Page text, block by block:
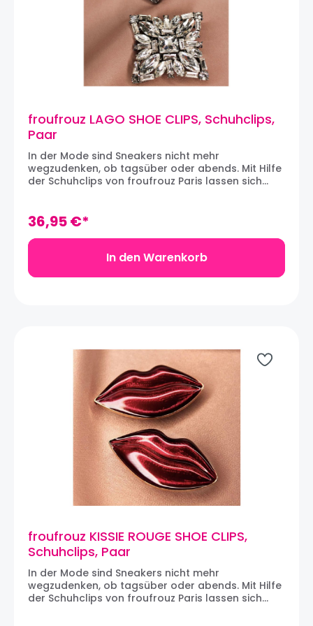
froufrouz LAGO SHOE CLIPS, Schuhclips,
Paar
In der Mode sind Sneakers nicht mehr
wegzudenken, ob tagsüber oder abends. Mit Hilfe
der Schuhclips von froufrouz Paris lassen sich
aufwerten. Klassisch und leicht zu tragen,
bezaubern die LAGO Schuhclips durch ihren
trendigen Look mit einem Hauch von Vintage. Mit
ihren funkelnden, klaren Kristallsteinen strahlt
jeder Schuh. Die Klammern können an den
Schnürsenkeln von Sneakers, an Schuhe,
Leben gerufen ist Froufrouz die Marke für alle, die
Schuhe aufpeppen, aber auch das Outfit des
Tages personalisieren und die Basics neu erfinden
wollen. Und dann vor allem eine Marke für Frauen,
die von einer Frau gegründet wurde. Hinter
Froufrouz steht Delphine, Auge und Herz der
36,95 €*
In den Warenkorb
froufrouz KISSIE ROUGE SHOE CLIPS,
Schuhclips, Paar
In der Mode sind Sneakers nicht mehr
wegzudenken, ob tagsüber oder abends. Mit Hilfe
der Schuhclips von froufrouz Paris lassen sich